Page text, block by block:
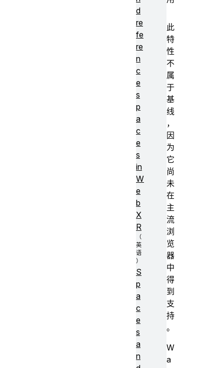
此
特
性
不
属
于
基
线
，
因
为
它
尚
未
在
主
流
浏
览
器
中
得
到
支
持
。
W
a
d
re
fe
re
n
c
e
s
p
a
c
e
s
in
W
e
b
X
R
S
p
a
c
e
s
a
n